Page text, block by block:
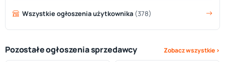
Wszystkie ogłoszenia użytkownika (378)
Pozostałe ogłoszenia sprzedawcy
Zobacz wszystkie ›